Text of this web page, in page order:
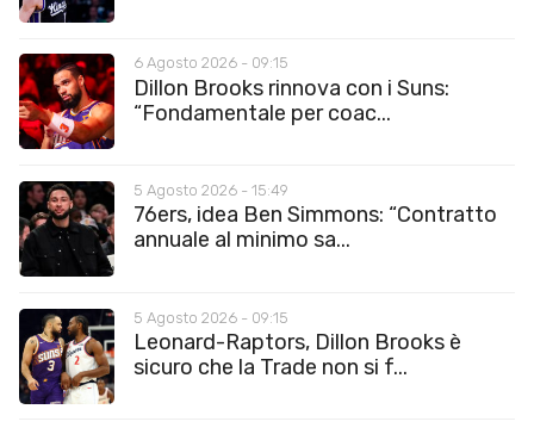
6 Agosto 2026 - 09:15
Dillon Brooks rinnova con i Suns:
“Fondamentale per coac...
5 Agosto 2026 - 15:49
76ers, idea Ben Simmons: “Contratto
annuale al minimo sa...
5 Agosto 2026 - 09:15
Leonard-Raptors, Dillon Brooks è
sicuro che la Trade non si f...